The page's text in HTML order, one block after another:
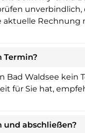
Rechnung
Termin?
Bad Waldsee kein
für Sie hat,
und abschließen?